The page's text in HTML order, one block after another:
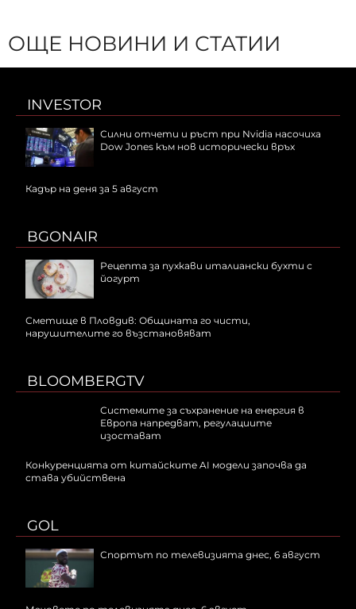
ОЩЕ НОВИНИ И СТАТИИ
INVESTOR
Силни отчети и ръст при Nvidia насочиха
Dow Jones към нов исторически връх
Кадър на деня за 5 август
BGONAIR
Рецепта за пухкави италиански бухти с
йогурт
Сметище в Пловдив: Общината го чисти,
нарушителите го възстановяват
BLOOMBERGTV
Системите за съхранение на енергия в
Европа напредват, регулациите
изостават
Конкуренцията от китайските AI модели започва да
става убийствена
GOL
Спортът по телевизията днес, 6 август